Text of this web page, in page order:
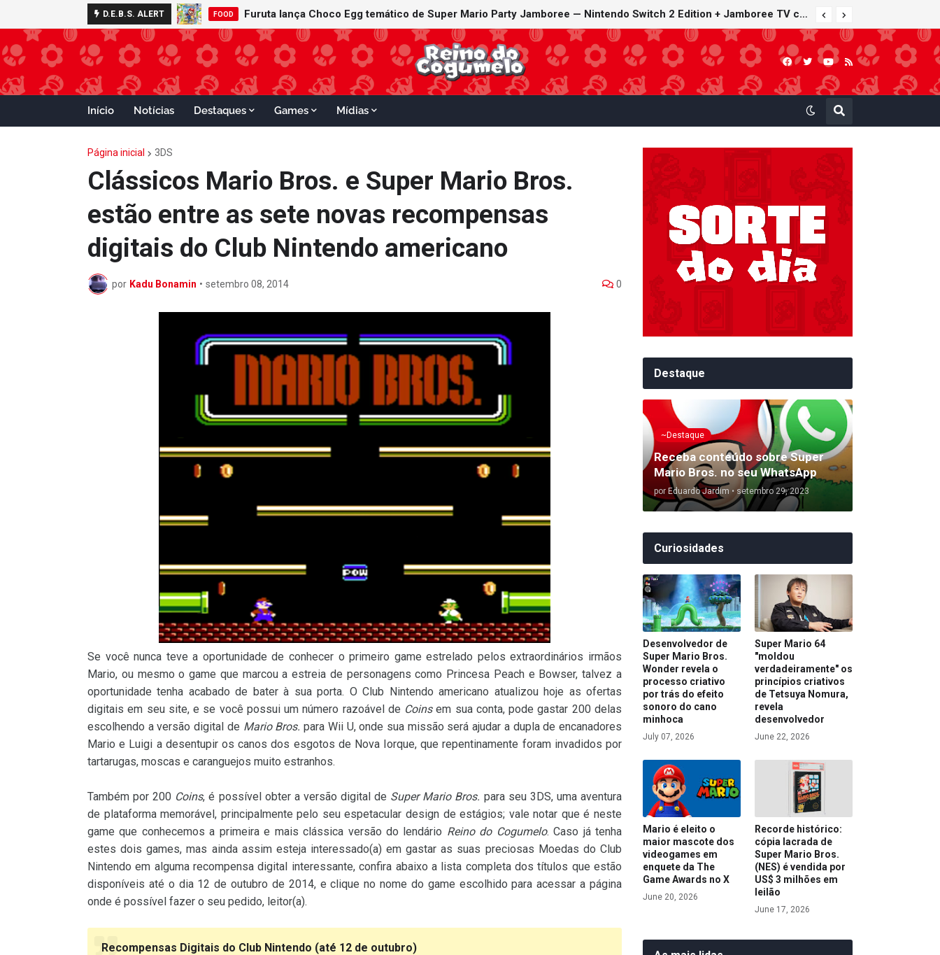
D.E.B.S. ALERT FOOD Furuta lança Choco Egg temático de Super Mario Party Jamboree — Nintendo Switch 2 Edition + Jamboree TV com 15 miniaturas colecionáveis
Início Notícias Destaques Games Mídias
Página inicial 3DS
Clássicos Mario Bros. e Super Mario Bros.
estão entre as sete novas recompensas
digitais do Club Nintendo americano
por Kadu Bonamin • setembro 08, 2014 0
Se você nunca teve a oportunidade de conhecer o primeiro game estrelado pelos extraordinários irmãos
Mario, ou mesmo o game que marcou a estreia de personagens como Princesa Peach e Bowser, talvez a
oportunidade tenha acabado de bater à sua porta. O Club Nintendo americano atualizou hoje as ofertas
digitais em seu site, e se você possui um número razoável de Coinsem sua conta, pode gastar 200 delas
escolhendo a versão digital de Mario Bros. para Wii U, onde sua missão será ajudar a dupla de encanadores
Mario e Luigi a desentupir os canos dos esgotos de Nova Iorque, que repentinamente foram invadidos por
tartarugas, moscas e caranguejos muito estranhos.
Também por 200 Coins, é possível obter a versão digital de Super Mario Bros. para seu 3DS, uma aventura
de plataforma memorável, principalmente pelo seu espetacular design de estágios; vale notar que é neste
game que conhecemos a primeira e mais clássica versão do lendário Reino do Cogumelo. Caso já tenha
estes dois games, mas ainda assim esteja interessado(a) em gastar as suas preciosas Moedas do Club
Nintendo em alguma recompensa digital interessante, confira abaixo a lista completa dos títulos que estão
disponíveis até o dia 12 de outubro de 2014, e clique no nome do game escolhido para acessar a página
onde é possível fazer o seu pedido, leitor(a).
Recompensas Digitais do Club Nintendo (até 12 de outubro)
Destaque
~Destaque
Receba conteúdo sobre Super
Mario Bros. no seu WhatsApp
por Eduardo Jardim • setembro 29, 2023
Curiosidades
Desenvolvedor de
Super Mario Bros.
Wonder revela o
processo criativo
por trás do efeito
sonoro do cano
minhoca
July 07, 2026
Super Mario 64
"moldou
verdadeiramente" os
princípios criativos
de Tetsuya Nomura,
revela
desenvolvedor
June 22, 2026
Mario é eleito o
maior mascote dos
videogames em
enquete da The
Game Awards no X
June 20, 2026
Recorde histórico:
cópia lacrada de
Super Mario Bros.
(NES) é vendida por
US$ 3 milhões em
leilão
June 17, 2026